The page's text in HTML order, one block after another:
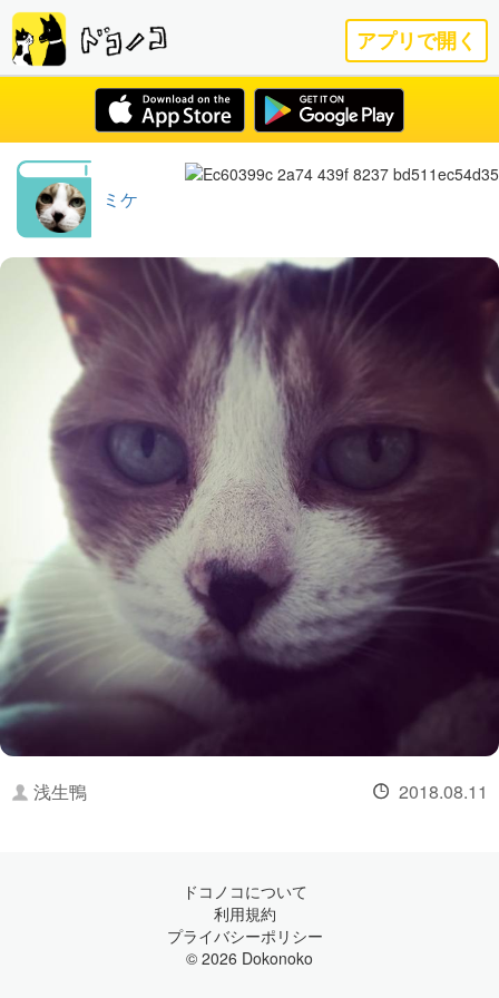
アプリで開く
ミケ
浅生鴨 2018.08.11
ドコノコについて
利用規約
プライバシーポリシー
© 2026 Dokonoko